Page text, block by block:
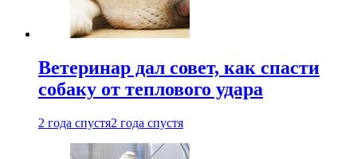
Ветеринар дал совет, как спасти
собаку от теплового удара
2 года спустя2 года спустя